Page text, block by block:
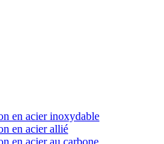
en acier inoxydable
en acier allié